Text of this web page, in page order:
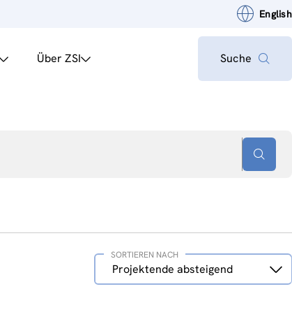
English
Über ZSI Suche
Sortieren
nachProjektende absteigend
SORTIEREN NACH